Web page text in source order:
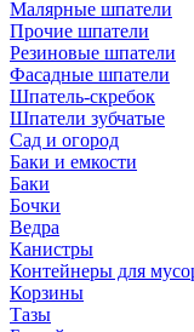
Малярные шпатели
Прочие шпатели
Резиновые шпатели
Фасадные шпатели
Шпатель-скребок
Шпатели зубчатые
Сад и огород
Баки и емкости
Баки
Бочки
Ведра
Канистры
Контейнеры для
Корзины
Тазы